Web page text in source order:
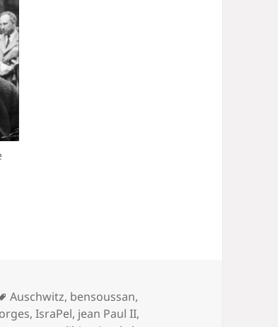
Mots-
clés
Auschwitz, bensoussan,
,IsraPel, jean Paul II,